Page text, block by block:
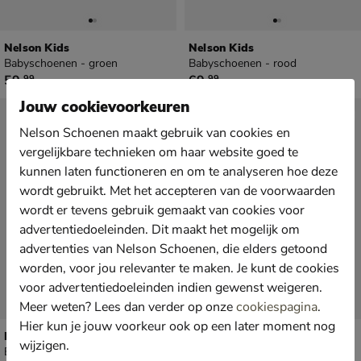
Nelson Kids
Babyschoenen - groen
€ 59,99
59,99
Nelson Kids
Babyschoenen - rood
€ 69,99
69,99
Nelson Kids
Babyschoenen - beige
Nelson Kids
Jouw cookievoorkeuren
Nelson Schoenen maakt gebruik van cookies en
vergelijkbare technieken om haar website goed te
kunnen laten functioneren en om te analyseren hoe deze
wordt gebruikt. Met het accepteren van de voorwaarden
wordt er tevens gebruik gemaakt van cookies voor
advertentiedoeleinden. Dit maakt het mogelijk om
advertenties van Nelson Schoenen, die elders getoond
worden, voor jou relevanter te maken. Je kunt de cookies
voor advertentiedoeleinden indien gewenst weigeren.
Meer weten? Lees dan verder op onzecookiespagina.
Hier kun je jouw voorkeur ook op een later moment nog
wijzigen.